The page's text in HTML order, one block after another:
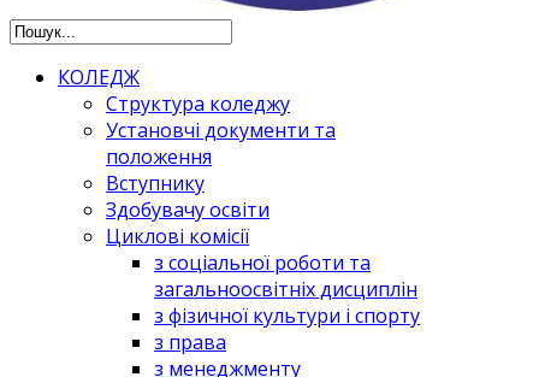
КОЛЕДЖ
Структура коледжу
Установчі документи та
положення
Вступнику
Здобувачу освіти
Циклові комісії
з соціальної роботи та
загальноосвітніх дисциплін
з фізичної культури і спорту
з права
з менеджменту